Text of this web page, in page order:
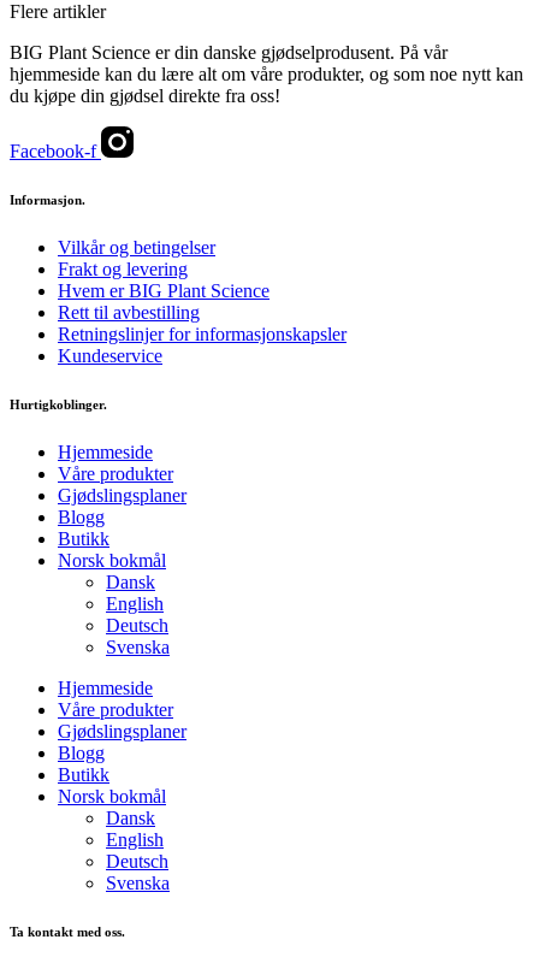
Flere artikler
BIG Plant Science er din danske gjødselprodusent. På vår
hjemmeside kan du lære alt om våre produkter, og som noe nytt kan
du kjøpe din gjødsel direkte fra oss!
Facebook-f
Informasjon.
Vilkår og betingelser
Frakt og levering
Hvem er BIG Plant Science
Rett til avbestilling
Retningslinjer for informasjonskapsler
Kundeservice
Hurtigkoblinger.
Hjemmeside
Våre produkter
Gjødslingsplaner
Blogg
Butikk
Norsk bokmål
Dansk
English
Deutsch
Svenska
Hjemmeside
Våre produkter
Gjødslingsplaner
Blogg
Butikk
Norsk bokmål
Dansk
English
Deutsch
Svenska
Ta kontakt med oss.